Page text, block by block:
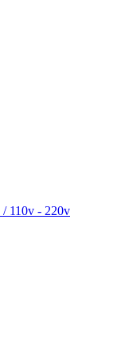
/ 110v - 220v